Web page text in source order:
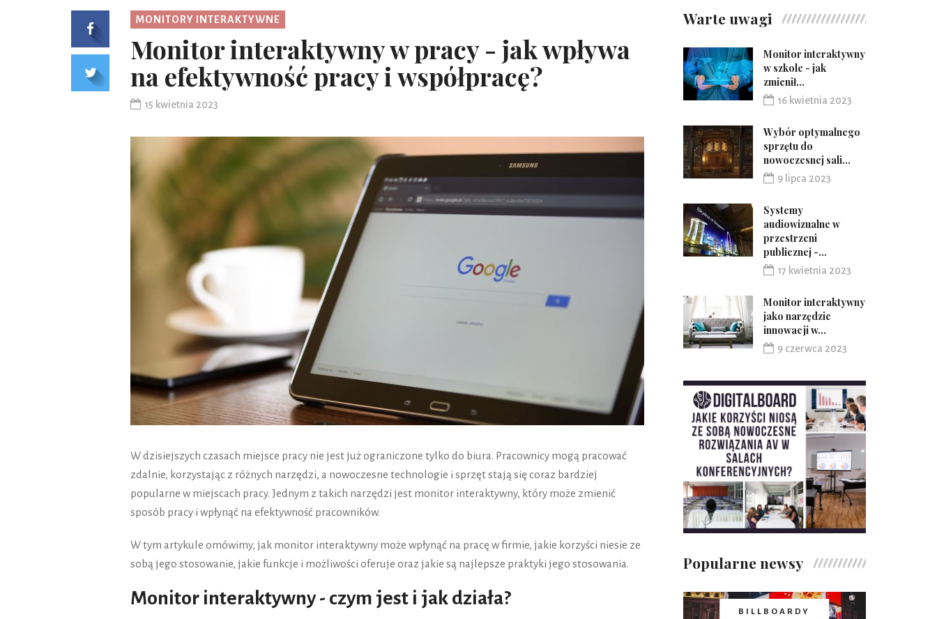
MONITORY INTERAKTYWNE
Monitor interaktywny w pracy - jak wpływa
na efektywność pracy i współpracę?
15 kwietnia 2023
W dzisiejszych czasach miejsce pracy nie jest już ograniczone tylko do biura. Pracownicy mogą pracować
zdalnie, korzystając z różnych narzędzi, a nowoczesne technologie i sprzęt stają się coraz bardziej
popularne w miejscach pracy. Jednym z takich narzędzi jest monitor interaktywny, który może zmienić
sposób pracy i wpłynąć na efektywność pracowników.
W tym artykule omówimy, jak monitor interaktywny może wpłynąć na pracę w firmie, jakie korzyści niesie ze
sobą jego stosowanie, jakie funkcje i możliwości oferuje oraz jakie są najlepsze praktyki jego stosowania.
Monitor interaktywny - czym jest i jak działa?
Warte uwagi
Monitor interaktywny
w szkole - jak
zmienił...
16 kwietnia 2023
Wybór optymalnego
sprzętu do
nowoczesnej sali...
9 lipca 2023
Systemy
audiowizualne w
przestrzeni
publicznej -...
17 kwietnia 2023
Monitor interaktywny
jako narzędzie
innowacji w...
9 czerwca 2023
Popularne newsy
BILLBOARDY